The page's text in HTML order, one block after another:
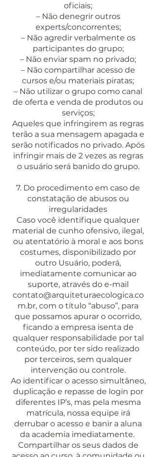
oficiais;
– Não denegrir outros
experts/concorrentes;
– Não agredir verbalmente os
participantes do grupo;
– Não enviar spam no privado;
– Não compartilhar acesso de
cursos e/ou materiais piratas;
– Não utilizar o grupo como canal
de oferta e venda de produtos ou
serviços;
Aqueles que infringirem as regras
terão a sua mensagem apagada e
serão notificados no privado. Após
infringir mais de 2 vezes as regras
o usuário será banido do grupo.
7. Do procedimento em caso de
constatação de abusos ou
irregularidades
Caso você identifique qualquer
material de cunho ofensivo, ilegal,
ou atentatório à moral e aos bons
costumes, disponibilizado por
outro Usuário, poderá,
imediatamente comunicar ao
suporte, através do e-mail
contato@arquiteturaecologica.co
m.br, com o título “abuso”, para
que possamos apurar o ocorrido,
ficando a empresa isenta de
qualquer responsabilidade por tal
conteúdo, por ter sido realizado
por terceiros, sem qualquer
intervenção ou controle.
Ao identificar o acesso simultâneo,
duplicação e repasse de login por
diferentes IP’s, mas pela mesma
matrícula, nossa equipe irá
derrubar o acesso e banir a aluna
da academia imediatamente.
Compartilhar os seus dados de